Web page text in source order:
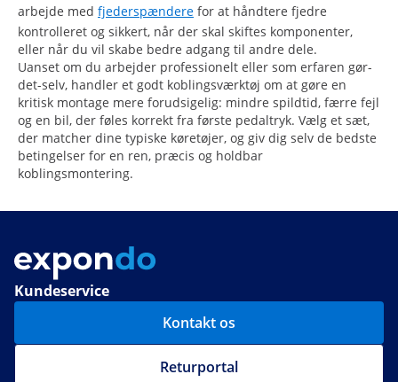
arbejde med fjederspændere for at håndtere fjedre
kontrolleret og sikkert, når der skal skiftes komponenter,
eller når du vil skabe bedre adgang til andre dele.
Uanset om du arbejder professionelt eller som erfaren gør-
det-selv, handler et godt koblingsværktøj om at gøre en
kritisk montage mere forudsigelig: mindre spildtid, færre fejl
og en bil, der føles korrekt fra første pedaltryk. Vælg et sæt,
der matcher dine typiske køretøjer, og giv dig selv de bedste
betingelser for en ren, præcis og holdbar
koblingsmontering.
Kundeservice
Kontakt os
Returportal